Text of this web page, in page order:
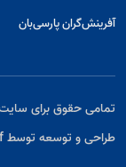
آفرینش‌گران پارسی‌بان
تمامی حقوق برای سایت
طراحی و توسعه توسط